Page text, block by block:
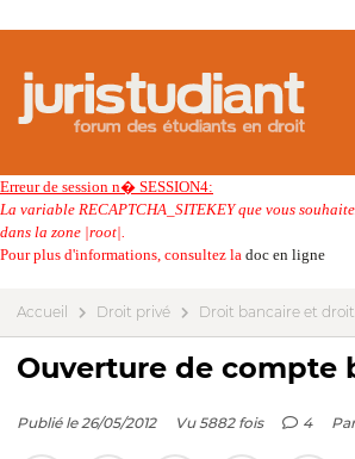
Erreur de session n� SESSION4:
La variable RECAPTCHA_SITEKEY que vous
dans la zone |root|.
Pour plus d'informations, consultez la doc en ligne
Accueil Droit privé Droit bancaire et
Ouverture de compte
Publié le 26/05/2012 Vu 5882 fois 4